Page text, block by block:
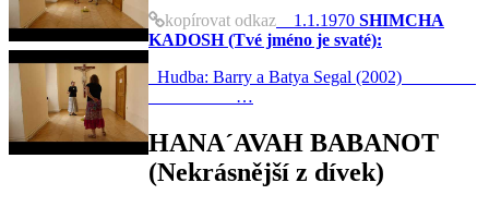
kopírovat odkaz 1.1.1970 SHIMCHA
KADOSH (Tvé jméno je svaté):
Hudba: Barry a Batya Segal (2002)
…
HANA´AVAH BABANOT
(Nekrásnější z dívek)